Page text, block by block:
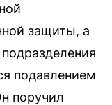
защиты, а
подавлением
поручил